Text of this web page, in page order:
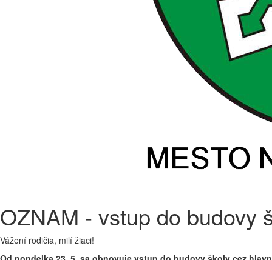
OZNAM - vstup do budovy
Vážení rodičia, milí žiaci!